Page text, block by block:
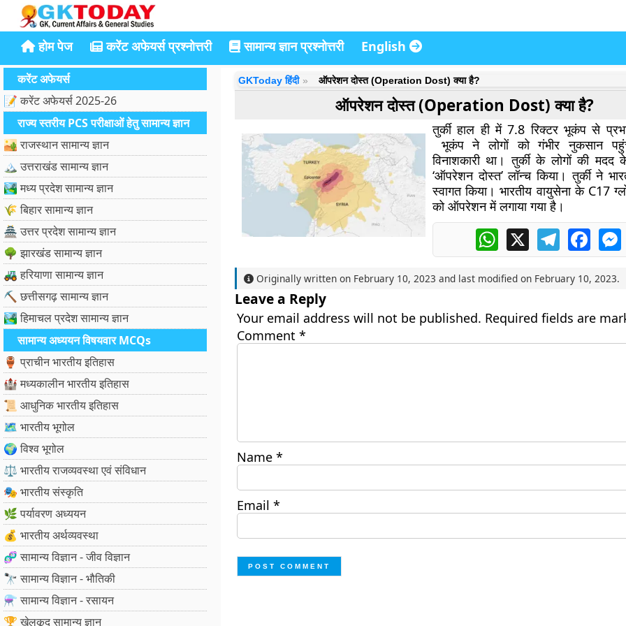
होम पेज करेंट अफेयर्स प्रश्नोत्तरी सामान्य ज्ञान प्रश्नोत्तरी English
करेंट अफेयर्स
📝 करेंट अफेयर्स 2025-26
राज्य स्तरीय PCS परीक्षाओं हेतु सामान्य ज्ञान
🏜️ राजस्थान सामान्य ज्ञान
🏔️ उत्तराखंड सामान्य ज्ञान
🏞️ मध्य प्रदेश सामान्य ज्ञान
🌾 बिहार सामान्य ज्ञान
🏯 उत्तर प्रदेश सामान्य ज्ञान
🌳 झारखंड सामान्य ज्ञान
🚜 हरियाणा सामान्य ज्ञान
⛏️ छत्तीसगढ़ सामान्य ज्ञान
🏞️ हिमाचल प्रदेश सामान्य ज्ञान
सामान्य अध्ययन विषयवार MCQs
🏺 प्राचीन भारतीय इतिहास
🏰 मध्यकालीन भारतीय इतिहास
📜 आधुनिक भारतीय इतिहास
🗺️ भारतीय भूगोल
🌍 विश्व भूगोल
⚖️ भारतीय राजव्यवस्था एवं संविधान
🎭 भारतीय संस्कृति
🌿 पर्यावरण अध्ययन
💰 भारतीय अर्थव्यवस्था
🧬 सामान्य विज्ञान - जीव विज्ञान
🔭 सामान्य विज्ञान - भौतिकी
⚗️ सामान्य विज्ञान - रसायन
🏆 खेलकूद सामान्य ज्ञान
GKToday हिंदी ऑपरेशन दोस्त (Operation Dost) क्या है?
ऑपरेशन दोस्त (Operation Dost) क्या है?
तुर्की हाल ही में 7.8 रिक्टर भूकंप से
भूकंप ने लोगों को गंभीर नुकसान
विनाशकारी था। तुर्की के लोगों की मदद
‘ऑपरेशन दोस्त’ लॉन्च किया। तुर्की ने
स्वागत किया। भारतीय वायुसेना के C17
को ऑपरेशन में लगाया गया है।
WhatsApp
X Telegram
Originally written on February 10, 2023 and last modified on February 10, 2023.
Leave a Reply
Your email address will not be published. Required fields are
Comment *
Name *
Email *